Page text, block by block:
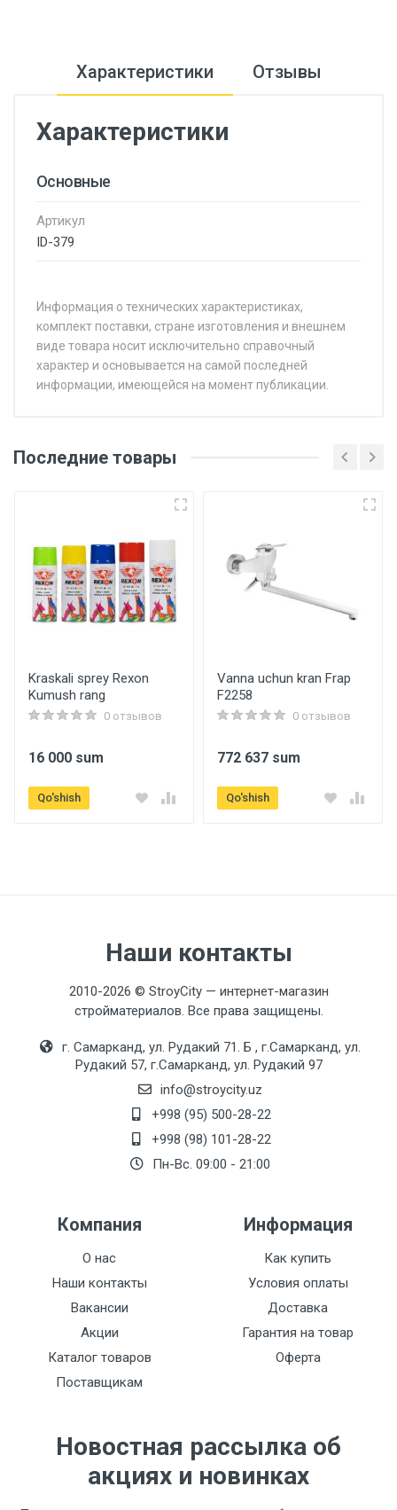
Характеристики Отзывы
Характеристики
Основные
Артикул
ID-379
Информация о технических характеристиках,
комплект поставки, стране изготовления и внешнем
виде товара носит исключительно справочный
характер и основывается на самой последней
информации, имеющейся на момент публикации.
Последние товары
Kraskali sprey Rexon
Kumush rang
0 отзывов
16 000 sum
Qo'shish
Vanna uchun kran Frap
F2258
0 отзывов
772 637 sum
Qo'shish
Наши контакты
2010-2026 © StroyCity — интернет-магазин
стройматериалов. Все права защищены.
г. Самарканд, ул. Рудакий 71. Б , г.Самарканд, ул.
Рудакий 57, г.Самарканд, ул. Рудакий 97
info@stroycity.uz
+998 (95) 500-28-22
+998 (98) 101-28-22
Пн-Вс. 09:00 - 21:00
Компания
О нас
Наши контакты
Вакансии
Акции
Каталог товаров
Поставщикам
Информация
Как купить
Условия оплаты
Доставка
Гарантия на товар
Оферта
Новостная рассылка об
акциях и новинках